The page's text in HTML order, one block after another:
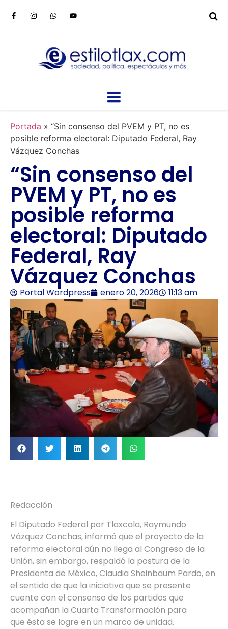
Portada » “Sin consenso del PVEM y PT, no es
posible reforma electoral: Diputado Federal, Ray
Vázquez Conchas
“Sin consenso del
PVEM y PT, no es
posible reforma
electoral: Diputado
Federal, Ray
Vázquez Conchas
Portal Wordpress enero 20, 2026 11:13 am
Redacción
El Diputado Federal por Tlaxcala, Raymundo
Vázquez Conchas, informó que el proyecto de la
reforma electoral aún no llega al Congreso de la
Unión, sin embargo, respaldó la postura de la
Presidenta de México, Claudia Sheinbaum Pardo, en
el sentido de que la iniciativa que se presente
cuente con el consenso de los partidos que
acompañan la Cuarta Transformación para
que ésta se logre en un marco de unidad.